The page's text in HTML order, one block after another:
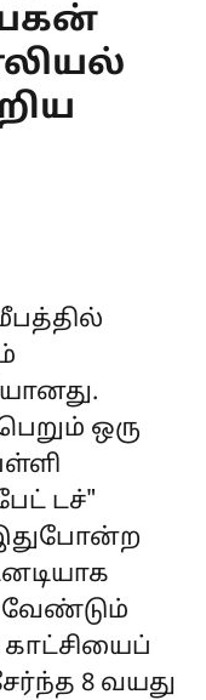
ஒரு
டச்"
வேண்டும்
8 வயது